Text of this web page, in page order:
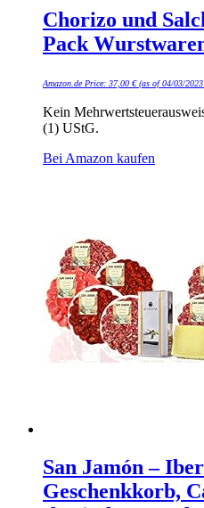
Chorizo und
Pack
Amazon.de Price: 37,00 €(as of 04/03/2023
Kein
(1) UStG.
Bei Amazon kaufen
San Jamón –
Geschenkkorb,